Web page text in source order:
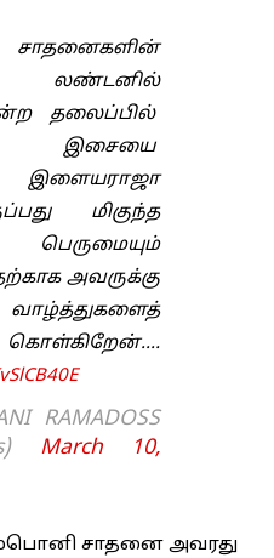
லண்டனில்
தலைப்பில்
இசையை
இளையராஜா
மிகுந்த
பெருமையும்
அவருக்கு
கொள்கிறேன்.…
RAMADOSS
March 10,
சாதனை அவரது